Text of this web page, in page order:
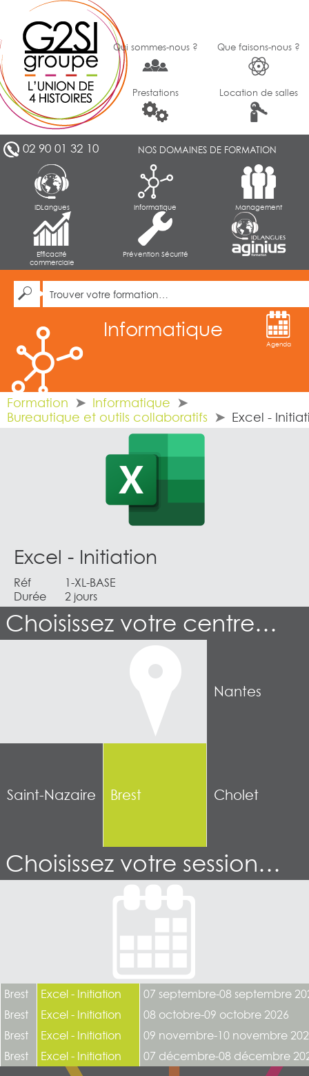
Qui sommes-nous ? Que faisons-nous ?
Prestations Location de salles
02 90 01 32 10 NOS DOMAINES DE FORMATION
IDLangues Informatique Management
Efficacité
commerciale
Prévention Sécurité
Informatique
Agenda
Formation
Informatique
Bureautique et outils collaboratifs
Excel -
Excel - Initiation
Réf
1-XL-BASE
Durée
2 jours
Choisissez votre centre…
Nantes
Saint-Nazaire Brest Cholet
Choisissez votre session…
Brest Excel - Initiation
07 septembre-08 septembre
Brest
Excel - Initiation
08 octobre-09 octobre 2026
Brest
Excel - Initiation
09 novembre-10 novembre
Brest
Excel - Initiation 07 décembre-08 décembre